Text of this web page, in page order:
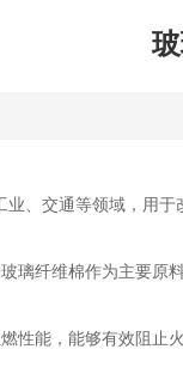
交通等领域，用于
纤维棉作为主要原
能，能够有效阻止